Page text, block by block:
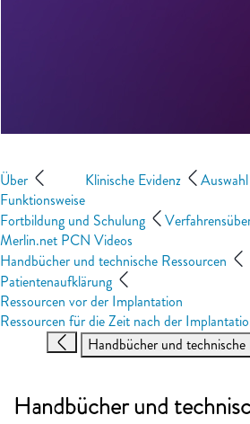
Über
Funktionsweise
Klinische Evidenz
Fortbildung und Schulung
Merlin.net PCN Videos
Handbücher und technische Ressourcen
Patientenaufklärung
Ressourcen vor der Implantation
Ressourcen für die Zeit nach der
Handbücher und technische
Handbücher und